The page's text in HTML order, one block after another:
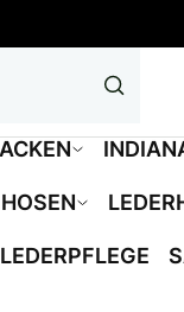
LEDERPFLEGE